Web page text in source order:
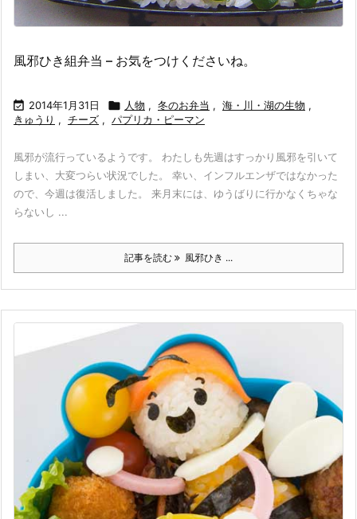
風邪ひき組弁当 – お気をつけくださいね。
 2014年1月31日  人物 , 冬のお弁当 , 海・川・湖の生物 ,
きゅうり , チーズ , パプリカ・ピーマン
風邪が流行っているようです。 わたしも先週はすっかり風邪を引いて
しまい、大変つらい状況でした。 幸い、インフルエンザではなかった
ので、今週は復活しました。 来月末には、ゆうばりに行かなくちゃな
らないし ...
記事を読む 風邪ひき ...